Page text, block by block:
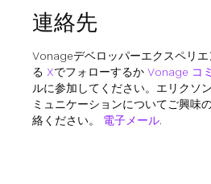
連絡先
Vonageデベロッパーエクスペリ
る Xでフォローするか Vonage コ
ルに参加してください。エリクソ
ミュニケーションについてご興味
絡ください。 電子メール.